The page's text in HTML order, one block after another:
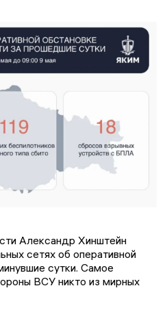
Александр Хинштейн
сетях об оперативной
сутки. Самое
ВСУ никто из мирных